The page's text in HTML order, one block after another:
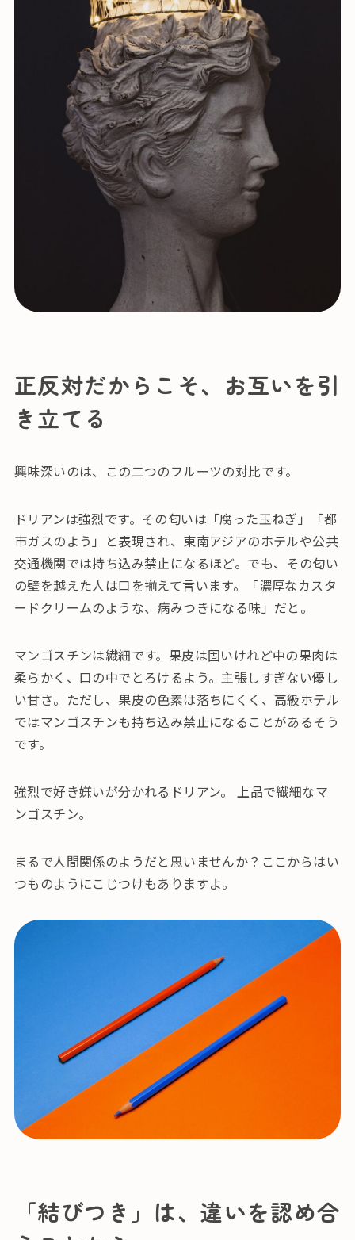
正反対だからこそ、お互いを引
き立てる
興味深いのは、この二つのフルーツの対比です。
ドリアンは強烈です。その匂いは「腐った玉ねぎ」「都
市ガスのよう」と表現され、東南アジアのホテルや公共
交通機関では持ち込み禁止になるほど。でも、その匂い
の壁を越えた人は口を揃えて言います。「濃厚なカスタ
ードクリームのような、病みつきになる味」だと。
マンゴスチンは繊細です。果皮は固いけれど中の果肉は
柔らかく、口の中でとろけるよう。主張しすぎない優し
い甘さ。ただし、果皮の色素は落ちにくく、高級ホテル
ではマンゴスチンも持ち込み禁止になることがあるそう
です。
強烈で好き嫌いが分かれるドリアン。 上品で繊細なマ
ンゴスチン。
まるで人間関係のようだと思いませんか？ここからはい
つものようにこじつけもありますよ。
「結びつき」は、違いを認め合